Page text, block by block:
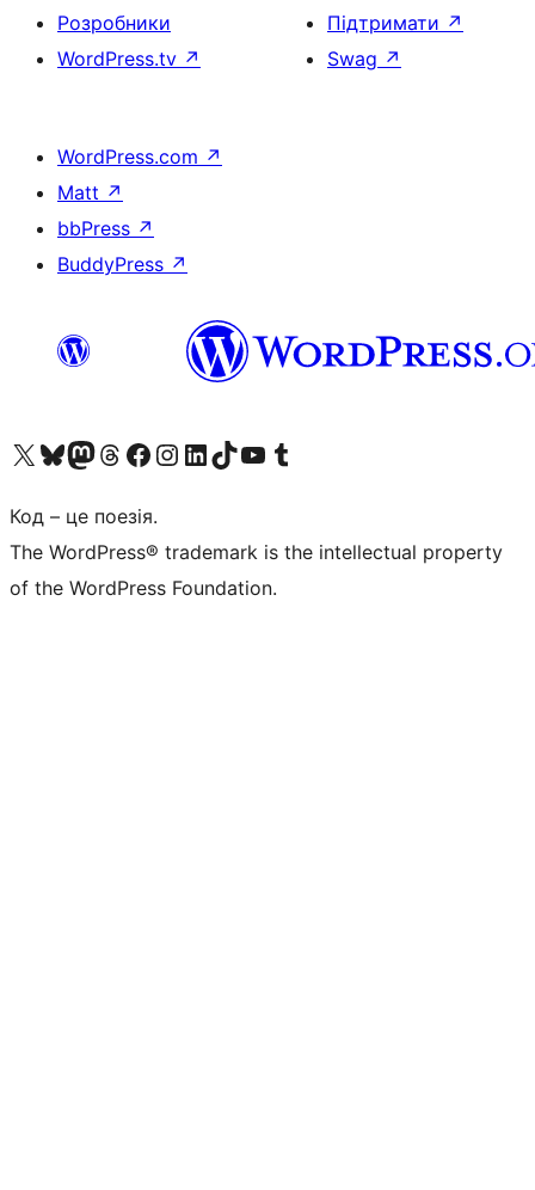
Розробники
WordPress.tv ↗
Підтримати ↗
Swag ↗
WordPress.com ↗
Matt ↗
bbPress ↗
BuddyPress ↗
Visit our X (formerly Twitter) account
Visit our Bluesky account
Завітайте до нашої стрічки в Mastodon
Visit our Threads account
Завітайте на нашу сторінку в Facebook
Visit our Instagram account
Visit our LinkedIn account
Visit our TikTok account
Visit our YouTube channel
Visit our Tumblr account
Код – це поезія.
The WordPress® trademark is the intellectual property
of the WordPress Foundation.